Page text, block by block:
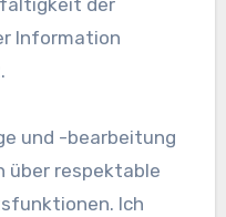
der
Information
und -bearbeitung
über respektable
Ich